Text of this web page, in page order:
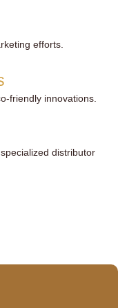
efforts.
friendly innovations.
distributor